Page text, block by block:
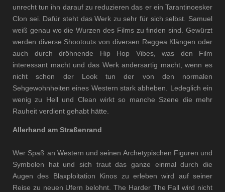
unrecht tun ihn darauf zu reduzieren das er ein Tarantinoesker
Clon sei. Dafür steht das Werk zu sehr für sich selbst. Samuel
weiß genau wo die Wurzen des Films zu finden sind. Gewürzt
werden diverse Shootouts von diversen Reggea Klängen oder
auch durch dröhnende Hip Hop Vibes, was den Film
interessant macht und das Werk andersartig macht, wenn es
nicht schon der Look tun der von den normalen
Sehgewohnheiten eines Western stark abheben. Ledeglich ein
wenig zu Hell und Clean wirkt so manche Szene die mehr
Rauheit verdient gehabt hätte.
Allerhand am Straßenrand
Wer Spaß an Western und seinen Archetypischen Figuren und
Symbolen hat und sich traut das ganze einmal durch die
Augen des Blaxploitation Kinos zu erleben wird auf seiner
Reise zu neuen Ufern belohnt. The Harder The Fall wird nicht